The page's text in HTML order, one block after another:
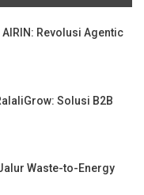
Revolusi Agentic
Solusi B2B
Waste-to-Energy